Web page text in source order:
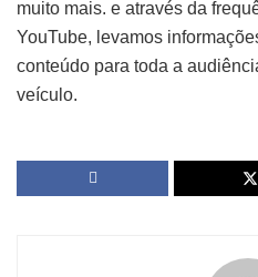
muito mais. e através da
YouTube, levamos
conteúdo para toda a
veículo.